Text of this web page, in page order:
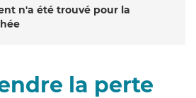
n'a été trouvé pour la
la perte